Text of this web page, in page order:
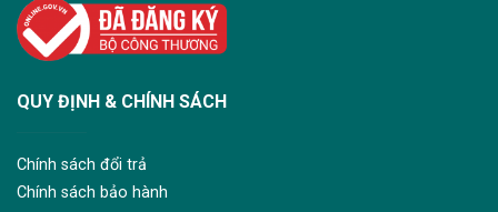
QUY ĐỊNH & CHÍNH SÁCH
Chính sách đổi trả
Chính sách bảo hành